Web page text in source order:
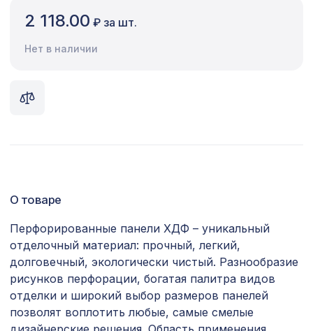
Цветной багет
Экополимер
Рейка RX002, 30х20, 2000мм,
Экополимер/14
Перфорированная панель
ВЕРОНИКА, 2790х1020мм, ХДФ, венге
5107 ₽
Натуральные обои Cosca Листья
1429 ₽
2 118.00 ₽ за шт.
Нет в наличии
О товаре
Перфорированные панели ХДФ – уникальный
отделочный материал: прочный, легкий,
долговечный, экологически чистый. Разнообразие
рисунков перфорации, богатая палитра видов
отделки и широкий выбор размеров панелей
позволят воплотить любые, самые смелые